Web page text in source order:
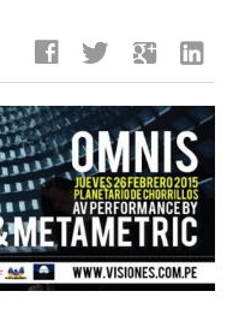
facebook twitter google linkedin